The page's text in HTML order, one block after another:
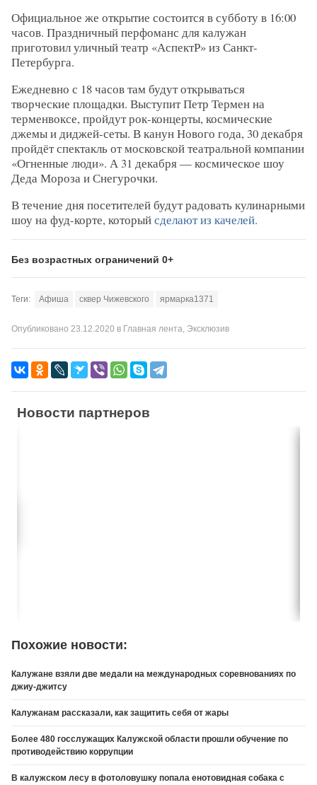
Официальное же открытие состоится в субботу в 16:00
часов. Праздничный перфоманс для калужан
приготовил уличный театр «АспектР» из Санкт-
Петербурга.
Ежедневно с 18 часов там будут открываться
творческие площадки. Выступит Петр Термен на
терменвоксе, пройдут рок-концерты, космические
джемы и диджей-сеты. В канун Нового года, 30 декабря
пройдёт спектакль от московской театральной компании
«Огненные люди». А 31 декабря — космическое шоу
Деда Мороза и Снегурочки.
В течение дня посетителей будут радовать кулинарными
шоу на фуд-корте, которыйсделают из качелей.
Без возрастных ограничений 0+
Теги: Афиша сквер Чижевского ярмарка1371
Опубликовано 23.12.2020 в Главная лента, Эксклюзив
Новости партнеров
Похожие новости:
Калужане взяли две медали на международных соревнованиях по
джиу-джитсу
Калужанам рассказали, как защитить себя от жары
Более 480 госслужащих Калужской области прошли обучение по
противодействию коррупции
В калужском лесу в фотоловушку попала енотовидная собака с